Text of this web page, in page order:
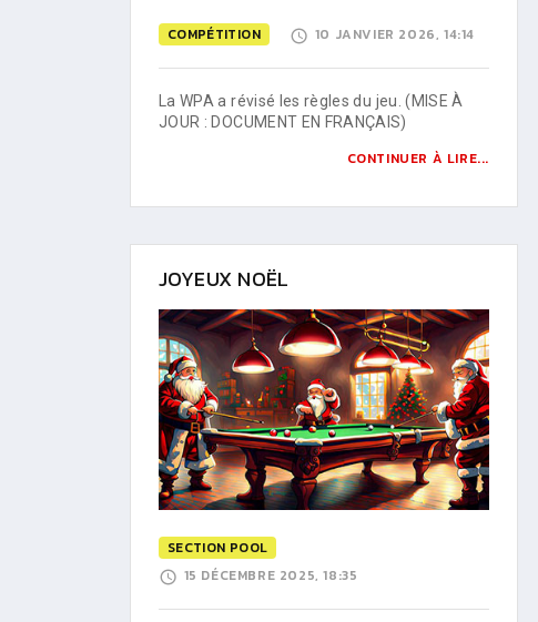
COMPÉTITION 10 JANVIER 2026, 14:14
La WPA a révisé les règles du jeu. (MISE À
JOUR : DOCUMENT EN FRANÇAIS)
CONTINUER À LIRE...
JOYEUX NOËL
SECTION POOL
15 DÉCEMBRE 2025, 18:35